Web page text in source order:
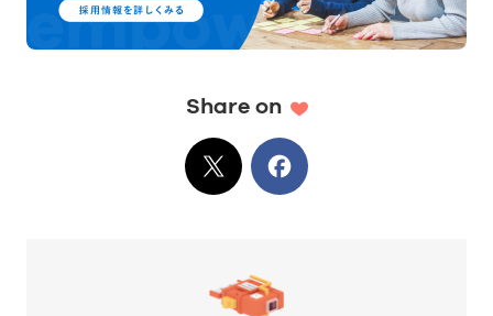
Share on
XでシェアFacebook